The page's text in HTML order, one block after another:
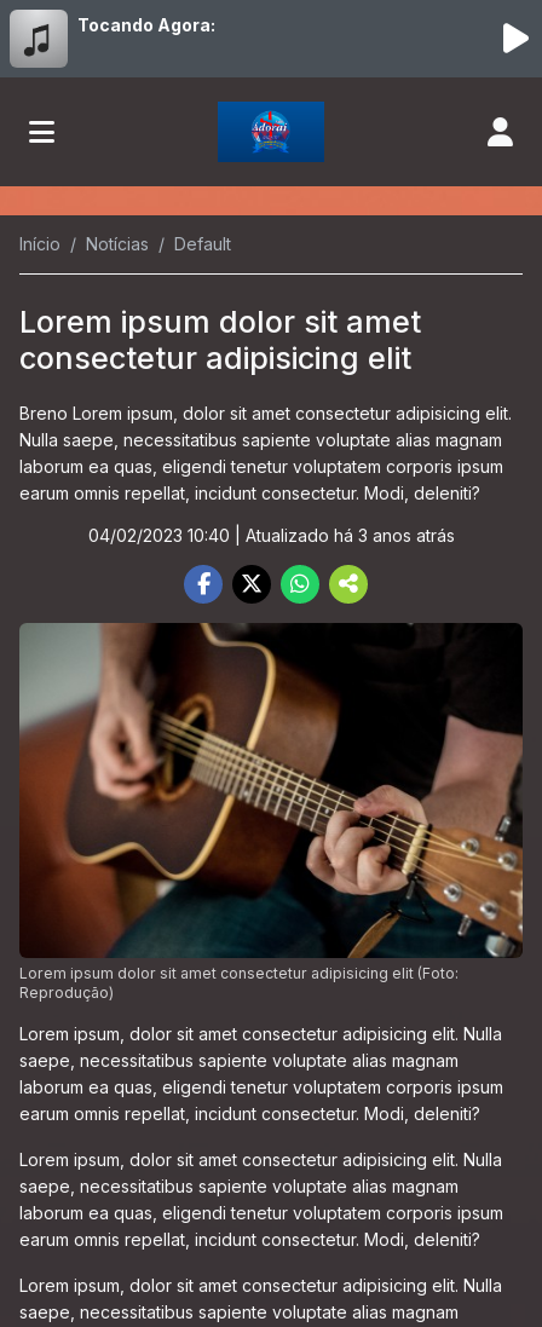
Tocando Agora:
Início Notícias Default
Lorem ipsum dolor sit amet
consectetur adipisicing elit
Breno Lorem ipsum, dolor sit amet consectetur adipisicing elit.
Nulla saepe, necessitatibus sapiente voluptate alias magnam
laborum ea quas, eligendi tenetur voluptatem corporis ipsum
earum omnis repellat, incidunt consectetur. Modi, deleniti?
04/02/2023 10:40 | Atualizado há 3 anos atrás
Lorem ipsum dolor sit amet consectetur adipisicing elit (Foto:
Reprodução)
Lorem ipsum, dolor sit amet consectetur adipisicing elit. Nulla
saepe, necessitatibus sapiente voluptate alias magnam
laborum ea quas, eligendi tenetur voluptatem corporis ipsum
earum omnis repellat, incidunt consectetur. Modi, deleniti?
Lorem ipsum, dolor sit amet consectetur adipisicing elit. Nulla
saepe, necessitatibus sapiente voluptate alias magnam
laborum ea quas, eligendi tenetur voluptatem corporis ipsum
earum omnis repellat, incidunt consectetur. Modi, deleniti?
Lorem ipsum, dolor sit amet consectetur adipisicing elit. Nulla
saepe, necessitatibus sapiente voluptate alias magnam